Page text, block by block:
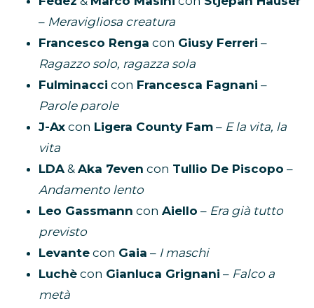
– Meravigliosa creatura
Francesco Renga con Giusy Ferreri –
Ragazzo solo, ragazza sola
Fulminacci con Francesca Fagnani –
Parole parole
J-Ax con Ligera County Fam – E la vita, la
vita
LDA & Aka 7even con Tullio De Piscopo –
Andamento lento
Leo Gassmann con Aiello – Era già tutto
previsto
Levante con Gaia – I maschi
Luchè con Gianluca Grignani – Falco a
metà